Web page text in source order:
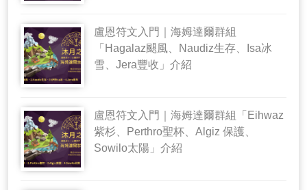
盧恩符文入門｜海姆達爾群組
「Hagalaz颶風、Naudiz生存、Isa冰
雪、Jera豐收」介紹
盧恩符文入門｜海姆達爾群組「Eihwaz
紫杉、Perthro聖杯、Algiz 保護、
Sowilo太陽」介紹